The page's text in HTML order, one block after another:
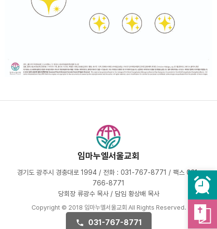
임마누엘서울교회
경기도 광주시 경충대로 1994 / 전화 : 031-767-8771 / 팩스 031-
766-8771
당회장 류광수 목사 / 담임 황상배 목사
Copyright © 2018 임마누엘서울교회 All Rights Reserved.
031-767-8771